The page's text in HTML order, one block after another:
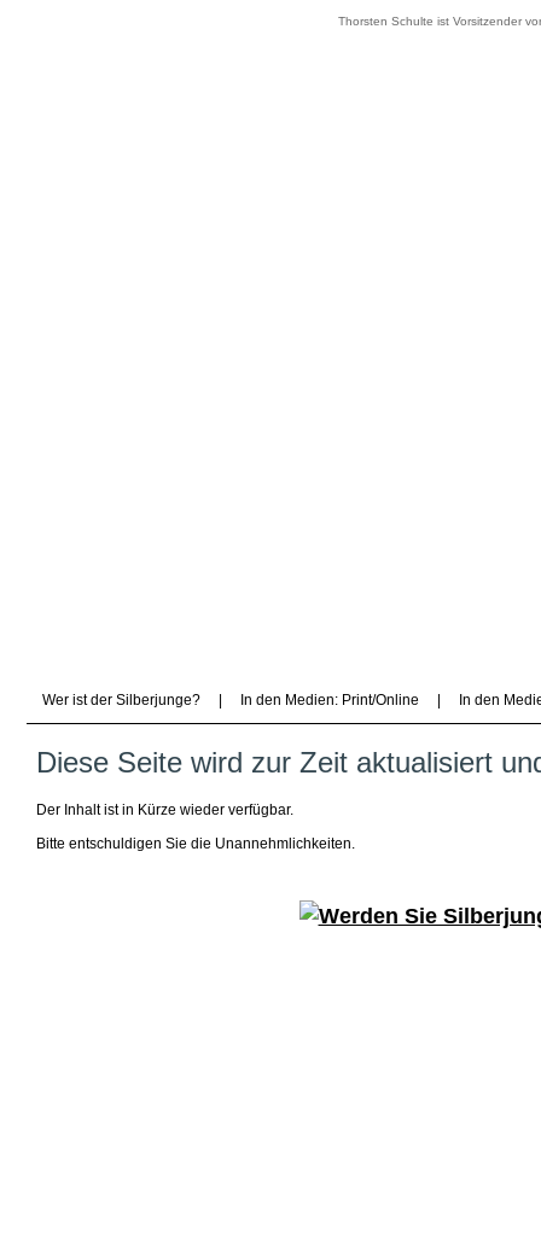
Thorsten Schulte ist Vorsitzender
Wer ist der Silberjunge? In den Medien: Print/Online In den
Diese Seite wird zur Zeit aktualisiert
Der Inhalt ist in Kürze wieder verfügbar.
Bitte entschuldigen Sie die Unannehmlichkeiten.